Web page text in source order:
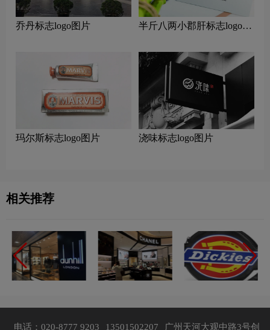
乔丹标志logo图片
半斤八两小郡肝标志logo图
玛尔斯标志logo图片 浇味标志logo图片
相关推荐
电话：020-8777 9203 13501502207 广州天河大观中路3号创